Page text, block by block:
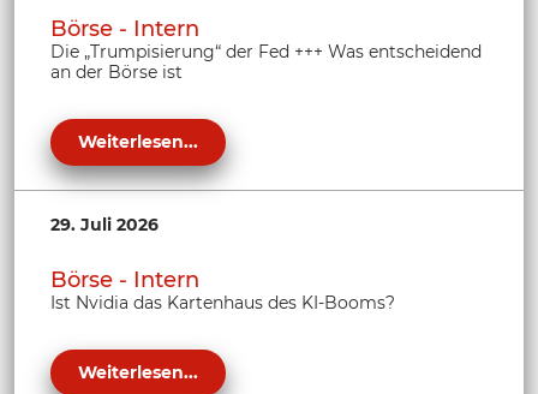
Börse - Intern
Die „Trumpisierung“ der Fed +++ Was entscheidend
an der Börse ist
Weiterlesen...
29. Juli 2026
Börse - Intern
Ist Nvidia das Kartenhaus des KI-Booms?
Weiterlesen...